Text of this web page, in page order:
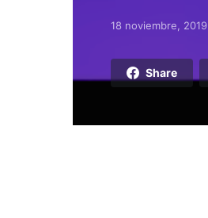
Posted on
18 noviembre, 2019
Share